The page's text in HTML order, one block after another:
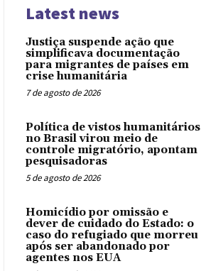
Latest news
Justiça suspende ação que
simplificava documentação
para migrantes de países em
crise humanitária
7 de agosto de 2026
Política de vistos humanitários
no Brasil virou meio de
controle migratório, apontam
pesquisadoras
5 de agosto de 2026
Homicídio por omissão e
dever de cuidado do Estado: o
caso do refugiado que morreu
após ser abandonado por
agentes nos EUA